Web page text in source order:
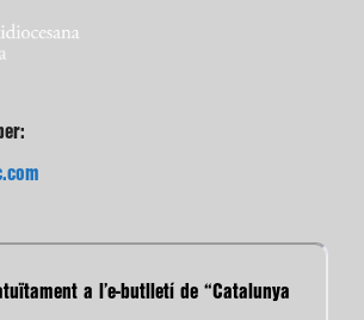
a l’e-butlletí de “Catalunya